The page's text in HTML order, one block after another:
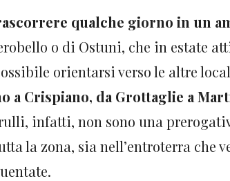
qualche giorno in un
o di Ostuni, che in estate
orientarsi verso le altre
a Crispiano, da Grottaglie a
infatti, non sono una
la zona, sia nell’entroterra che